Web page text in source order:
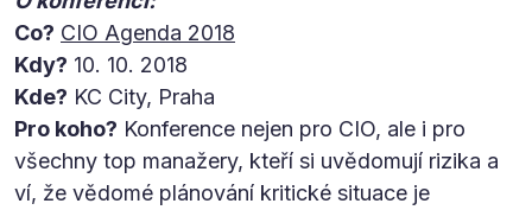
Co? CIO Agenda 2018
Kdy? 10. 10. 2018
Kde? KC City, Praha
Pro koho? Konference nejen pro CIO, ale i pro
všechny top manažery, kteří si uvědomují rizika a
ví, že vědomé plánování kritické situace je